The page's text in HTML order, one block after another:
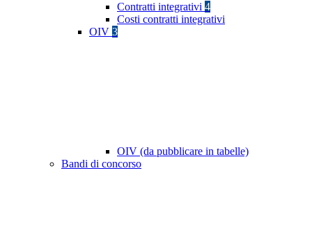
Contratti integrativi 4
Costi contratti integrativi
OIV 3
OIV (da pubblicare in tabelle)
Bandi di concorso